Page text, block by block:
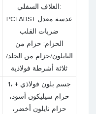
الغلاف السفلي:
PC+ABS+ عدسة معدل
ضربات القلب
الحزام: حزام من
النايلون/حزام من الجلد/
ثلاثة أشرطة فولاذية
1، جسم بلون فولاذي +
حزام سيليكون أسود،
حزام نايلون أخضر،